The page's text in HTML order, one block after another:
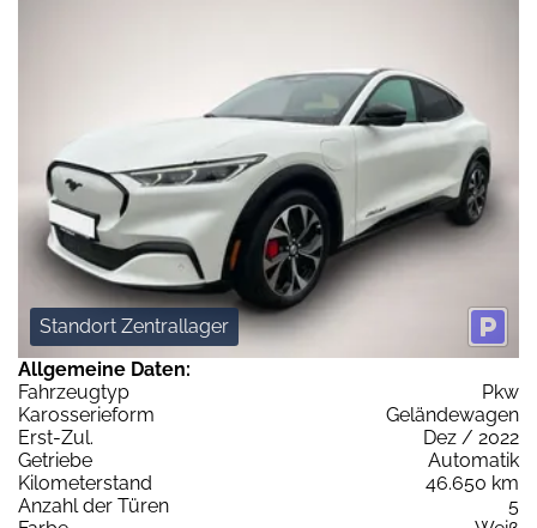
Standort Zentrallager
Allgemeine Daten:
Fahrzeugtyp
Pkw
Karosserieform
Geländewagen
Erst-Zul.
Dez / 2022
Getriebe
Automatik
Kilometerstand
46.650 km
Anzahl der Türen
5